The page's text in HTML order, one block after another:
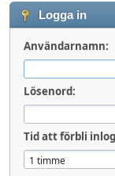
Logga in
Användarnamn:
Lösenord:
Tid att förbli